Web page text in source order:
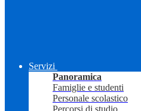
Servizi
Panoramica
Famiglie e studenti
Personale scolastico